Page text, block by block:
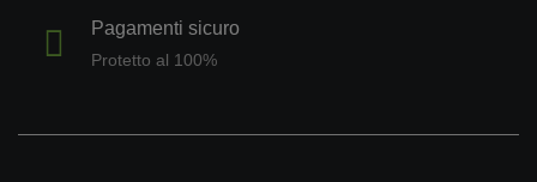
Pagamenti sicuro
Protetto al 100%